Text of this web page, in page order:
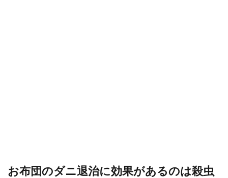
お布団のダニ退治に効果があるのは殺虫